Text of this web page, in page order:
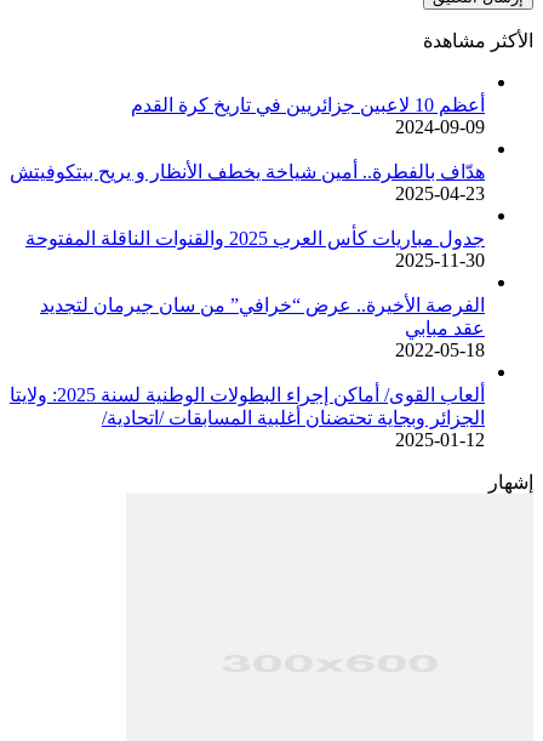
الأكثر مشاهدة
أعظم 10 لاعبين جزائريين في تاريخ كرة القدم
2024-09-09
هدّاف بالفطرة.. أمين شياخة يخطف الأنظار و يريح بيتكوفيتش
2025-04-23
جدول مباريات كأس العرب 2025 والقنوات الناقلة المفتوحة
2025-11-30
الفرصة الأخيرة.. عرض “خرافي” من سان جيرمان لتجديد
عقد مبابي
2022-05-18
ألعاب القوى/ أماكن إجراء البطولات الوطنية لسنة 2025: ولايتا
الجزائر وبجاية تحتضنان أغلبية المسابقات /اتحادية/
2025-01-12
إشهار